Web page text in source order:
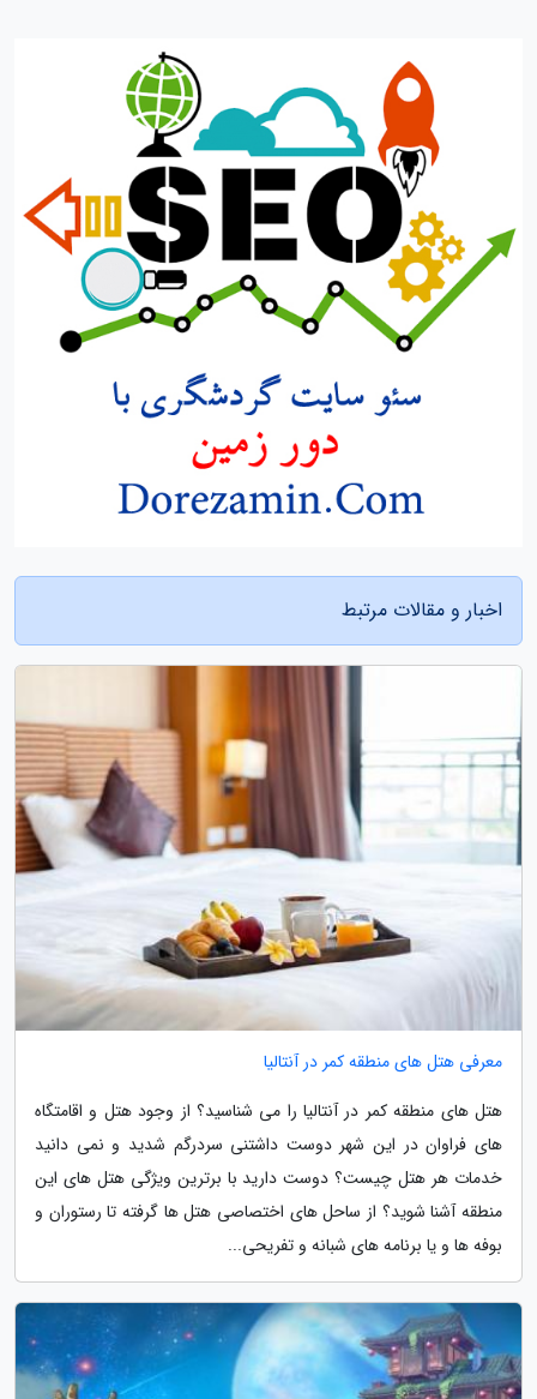
اخبار و مقالات مرتبط
معرفی هتل های منطقه کمر در آنتالیا
هتل های منطقه کمر در آنتالیا را می شناسید؟ از وجود هتل و اقامتگاه
های فراوان در این شهر دوست داشتنی سردرگم شدید و نمی دانید
خدمات هر هتل چیست؟ دوست دارید با برترین ویژگی هتل های این
منطقه آشنا شوید؟ از ساحل های اختصاصی هتل ها گرفته تا رستوران و
بوفه ها و یا برنامه های شبانه و تفریحی...